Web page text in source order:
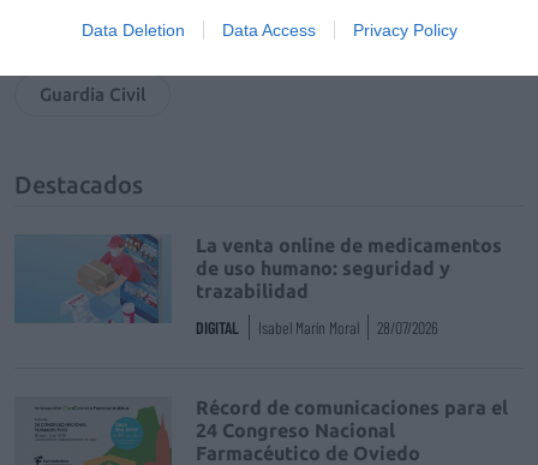
Data Deletion Data Access Privacy Policy
Colegio Oficial de Farmacéuticos de Madrid
Guardia Civil
Destacados
La venta online de medicamentos
de uso humano: seguridad y
trazabilidad
DIGITAL Isabel Marín Moral 28/07/2026
Récord de comunicaciones para el
24 Congreso Nacional
Farmacéutico de Oviedo